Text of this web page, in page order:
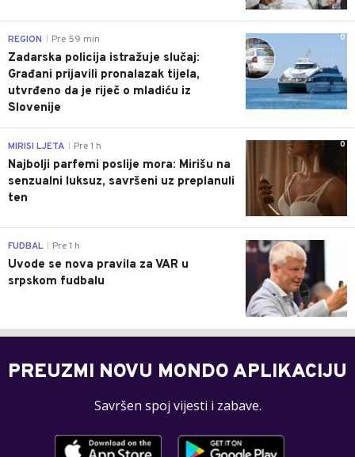
0
REGION Pre 59 min
Zadarska policija istražuje slučaj:
Građani prijavili pronalazak tijela,
utvrđeno da je riječ o mladiću iz
Slovenije
0
MIRISI LJETA Pre 1 h
Najbolji parfemi poslije mora: Mirišu na
senzualni luksuz, savršeni uz preplanuli
ten
FUDBAL Pre 1 h
Uvode se nova pravila za VAR u
srpskom fudbalu
PREUZMI NOVU MONDO APLIKACIJU
Savršen spoj vijesti i zabave.